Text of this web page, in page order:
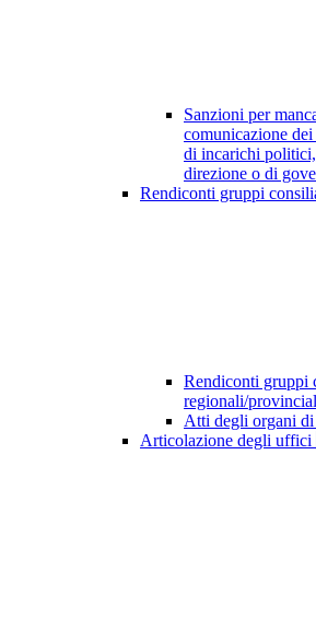
Sanzioni per
comunicazione
di incarichi
direzione o di
Rendiconti gruppi
Rendiconti gruppi
regionali/
Atti degli organi
Articolazione degli uffici